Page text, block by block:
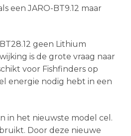
een JARO-BT9.12 maar
geen Lithium
is de grote vraag naar
voor Fishfinders op
energie nodig hebt in een
in het nieuwste model cel.
Door deze nieuwe